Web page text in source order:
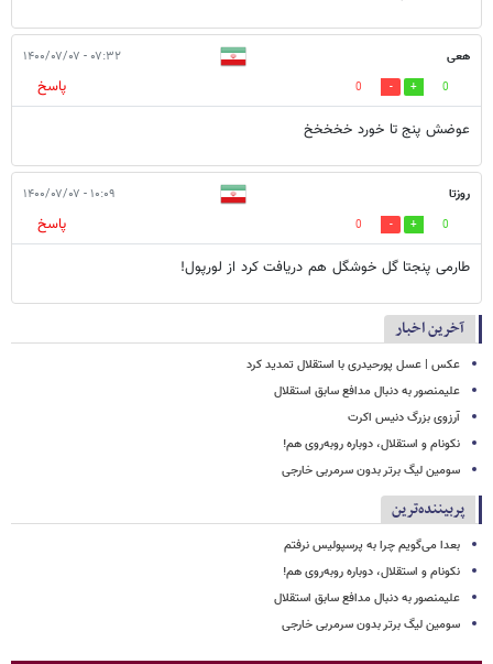
هعی ۰۷:۳۲ - ۱۴۰۰/۰۷/۰۷
0
0
پاسخ
عوضش پنج تا خورد خخخخخ
روزتا ۱۰:۰۹ - ۱۴۰۰/۰۷/۰۷
0
0
پاسخ
طارمی پنجتا گل خوشگل هم دریافت کرد از لورپول!
آخرین اخبار
عکس | عسل پورحیدری با استقلال تمدید کرد
علیمنصور به دنبال مدافع سابق استقلال
آرزوی بزرگ دنیس اکرت
نکونام و استقلال، دوباره روبه‌روی هم!
سومین لیگ برتر بدون سرمربی خارجی
پربیننده‌ترین
بعدا می‌گویم چرا به پرسپولیس نرفتم
نکونام و استقلال، دوباره روبه‌روی هم!
علیمنصور به دنبال مدافع سابق استقلال
سومین لیگ برتر بدون سرمربی خارجی